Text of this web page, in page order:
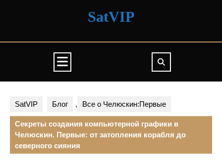
SatVIP
Открыть
SatVIP Блог , Все о Челюскин:Первые
Секреты создания компьютерной графики в
Челюскин. Первые: от затопления корабля до
северного сияния